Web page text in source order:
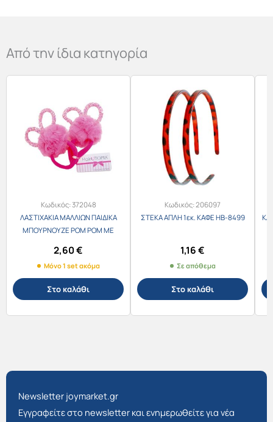
Από την ίδια κατηγορία
Κωδικός:372048
ΛΑΣΤΙΧΑΚΙΑ ΜΑΛΛΙΩΝ ΠΑΙΔΙΚΑ
ΜΠΟΥΡΝΟΥΖΕ POM POM ΜΕ
2,60€
Μόνο 1 set ακόμα
Στο καλάθι
Κωδικός:206097
ΣΤΕΚΑ ΑΠΛΗ 1εκ. ΚΑΦΕ HB-8499
1,16€
Σε απόθεμα
Στο καλάθι
Newsletter joymarket.gr
Εγγραφείτε στο newsletter και ενημερωθείτε για νέα